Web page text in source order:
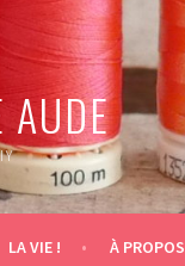
AUDE
LA VIE ! À PROPOS